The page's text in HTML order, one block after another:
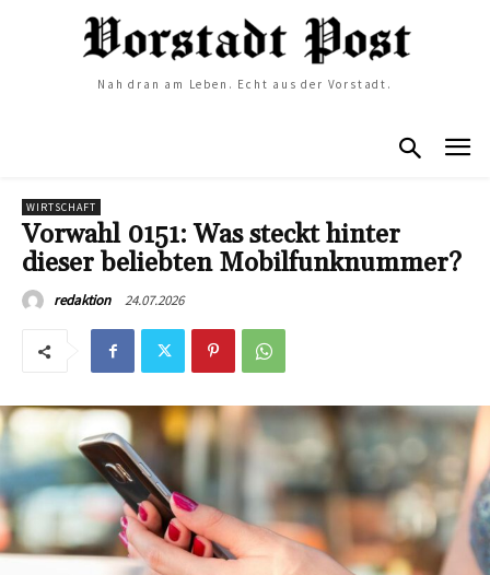
Nah dran am Leben. Echt aus der Vorstadt.
WIRTSCHAFT
Vorwahl 0151: Was steckt hinter
dieser beliebten Mobilfunknummer?
redaktion 24.07.2026